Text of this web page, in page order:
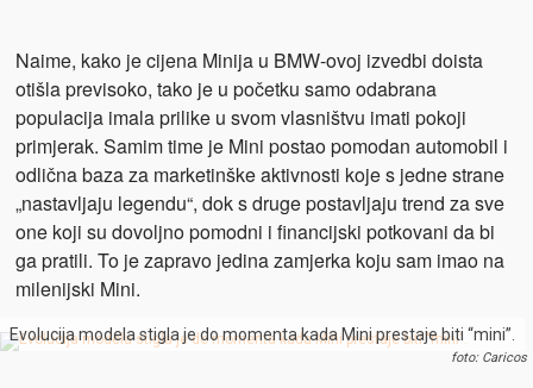
Naime, kako je cijena Minija u BMW-ovoj izvedbi doista
otišla previsoko, tako je u početku samo odabrana
populacija imala prilike u svom vlasništvu imati pokoji
primjerak. Samim time je Mini postao pomodan automobil i
odlična baza za marketinške aktivnosti koje s jedne strane
„nastavljaju legendu“, dok s druge postavljaju trend za sve
one koji su dovoljno pomodni i financijski potkovani da bi
ga pratili. To je zapravo jedina zamjerka koju sam imao na
milenijski Mini.
Evolucija modela stigla je do momenta kada Mini prestaje biti “mini”.
foto: Caricos